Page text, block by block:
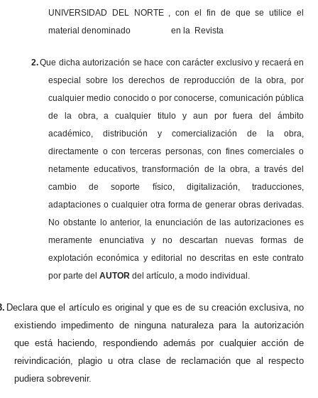
UNIVERSIDAD DEL NORTE , con el fin de que se utilice el
material denominado en la Revista
2.Que dicha autorización se hace con carácter exclusivo y recaerá en
especial sobre los derechos de reproducción de la obra, por
cualquier medio conocido o por conocerse, comunicación pública
de la obra, a cualquier titulo y aun por fuera del ámbito
académico, distribución y comercialización de la obra,
directamente o con terceras personas, con fines comerciales o
netamente educativos, transformación de la obra, a través del
cambio de soporte físico, digitalización, traducciones,
adaptaciones o cualquier otra forma de generar obras derivadas.
No obstante lo anterior, la enunciación de las autorizaciones es
meramente enunciativa y no descartan nuevas formas de
explotación económica y editorial no descritas en este contrato
por parte del AUTORdel artículo, a modo individual.
Declara que el artículo es original y que es de su creación exclusiva, no
existiendo impedimento de ninguna naturaleza para la autorización
que está haciendo, respondiendo además por cualquier acción de
reivindicación, plagio u otra clase de reclamación que al respecto
pudiera sobrevenir.